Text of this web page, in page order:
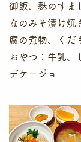
御飯、麩のすま
なのみそ漬け焼
腐の煮物、くだ
おやつ：牛乳、
デケージョ